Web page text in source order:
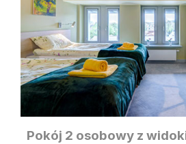
Pokój 2 osobowy z